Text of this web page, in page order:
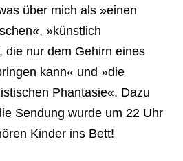
über mich als »einen
»künstlich
die nur dem Gehirn eines
kann« und »die
Phantasie«. Dazu
Sendung wurde um 22 Uhr
Kinder ins Bett!